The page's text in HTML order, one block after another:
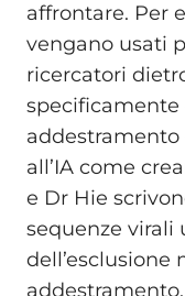
affrontare. Per
vengano usati
ricercatori
all’IA come
e Dr Hie
sequenze virali
dell’esclusione